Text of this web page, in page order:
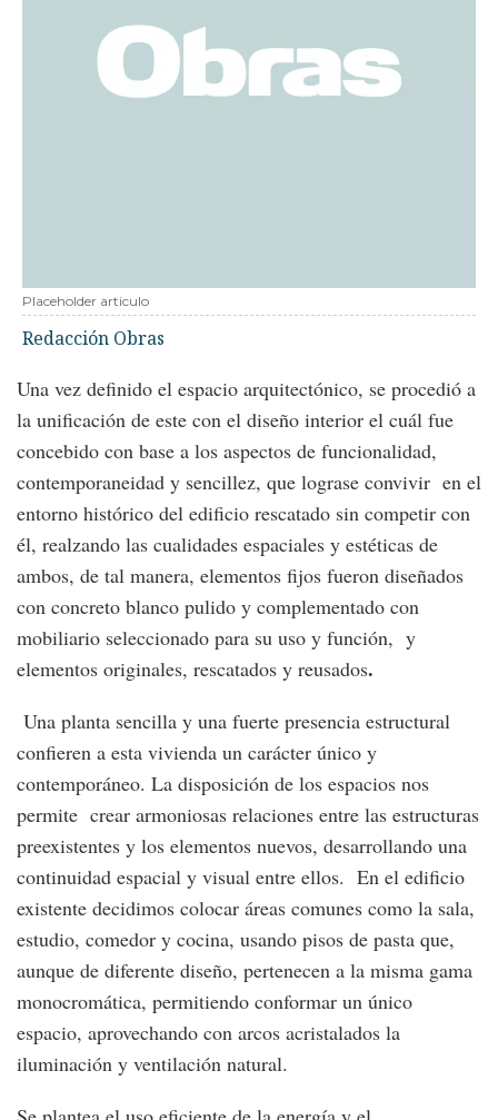
Placeholder articulo
Redacción Obras
Una vez definido el espacio arquitectónico, se procedió a
la unificación de este con el diseño interior el cuál fue
concebido con base a los aspectos de funcionalidad,
contemporaneidad y sencillez, que lograse convivir en el
entorno histórico del edificio rescatado sin competir con
él, realzando las cualidades espaciales y estéticas de
ambos, de tal manera, elementos fijos fueron diseñados
con concreto blanco pulido y complementado con
mobiliario seleccionado para su uso y función, y
elementos originales, rescatados y reusados.
Una planta sencilla y una fuerte presencia estructural
confieren a esta vivienda un carácter único y
contemporáneo. La disposición de los espacios nos
permite crear armoniosas relaciones entre las estructuras
preexistentes y los elementos nuevos, desarrollando una
continuidad espacial y visual entre ellos. En el edificio
existente decidimos colocar áreas comunes como la sala,
estudio, comedor y cocina, usando pisos de pasta que,
aunque de diferente diseño, pertenecen a la misma gama
monocromática, permitiendo conformar un único
espacio, aprovechando con arcos acristalados la
iluminación y ventilación natural.